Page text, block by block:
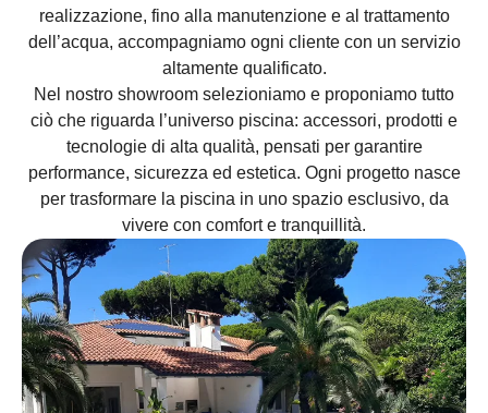
realizzazione, fino alla manutenzione e al trattamento
dell’acqua, accompagniamo ogni cliente con un servizio
altamente qualificato.
Nel nostro showroom selezioniamo e proponiamo tutto
ciò che riguarda l’universo piscina: accessori, prodotti e
tecnologie di alta qualità, pensati per garantire
performance, sicurezza ed estetica. Ogni progetto nasce
per trasformare la piscina in uno spazio esclusivo, da
vivere con comfort e tranquillità.